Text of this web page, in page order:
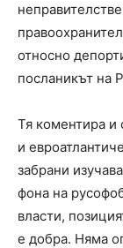
относно
посланикът на
Тя коментира и
и
забрани
фона на
власти,
е добра. Няма